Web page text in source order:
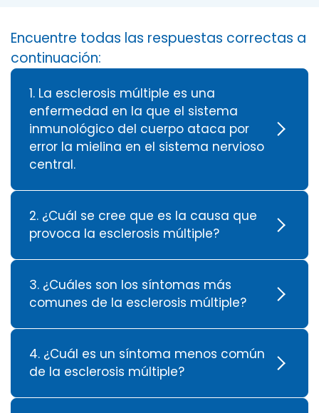
Encuentre todas las respuestas correctas a
continuación:
1. La esclerosis múltiple es una
enfermedad en la que el sistema
inmunológico del cuerpo ataca por
error la mielina en el sistema nervioso
central.
2. ¿Cuál se cree que es la causa que
provoca la esclerosis múltiple?
3. ¿Cuáles son los síntomas más
comunes de la esclerosis múltiple?
4. ¿Cuál es un síntoma menos común
de la esclerosis múltiple?